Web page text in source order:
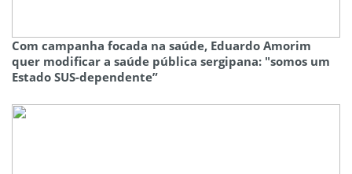
Com campanha focada na saúde, Eduardo Amorim
quer modificar a saúde pública sergipana: "somos um
Estado SUS-dependente”